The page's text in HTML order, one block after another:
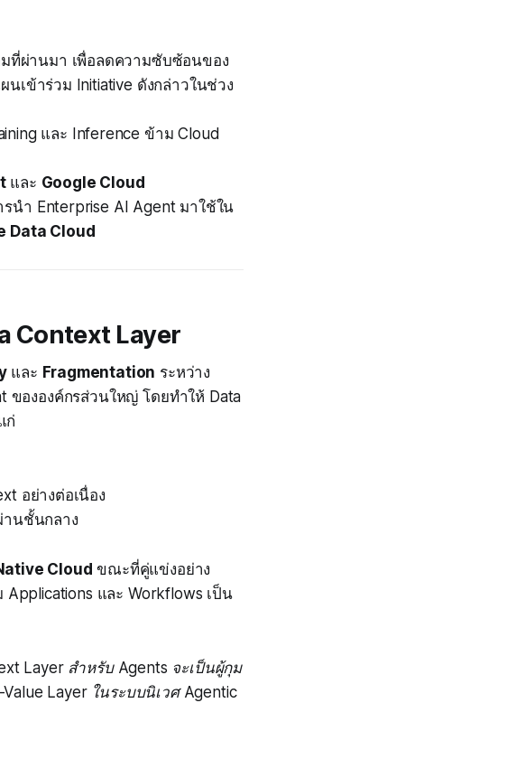
ที่ผ่านมา เพื่อลดความซับซ้อนของ
นเข้าร่วม Initiative ดังกล่าวในช่วง
และ Inference ข้าม Cloud
และ Google Cloud
รนำ Enterprise AI Agent มาใช้ใน
Data Cloud
Context Layer
และ Fragmentation ระหว่าง
ขององค์กรส่วนใหญ่ โดยทำให้ Data
ก่
อย่างต่อเนื่อง
านชั้นกลาง
Cloud ขณะที่คู่แข่งอย่าง
และ Workflows เป็น
Layer สำหรับ Agents จะเป็นผู้กุม
Layer ในระบบนิเวศ Agentic